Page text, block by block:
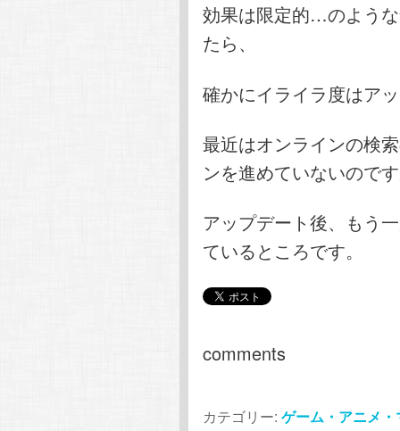
効果は限定的…のよう
たら、
確かにイライラ度はア
最近はオンラインの検
ンを進めていないので
アップデート後、もう
ているところです。
comments
カテゴリー: ゲーム・アニメ・